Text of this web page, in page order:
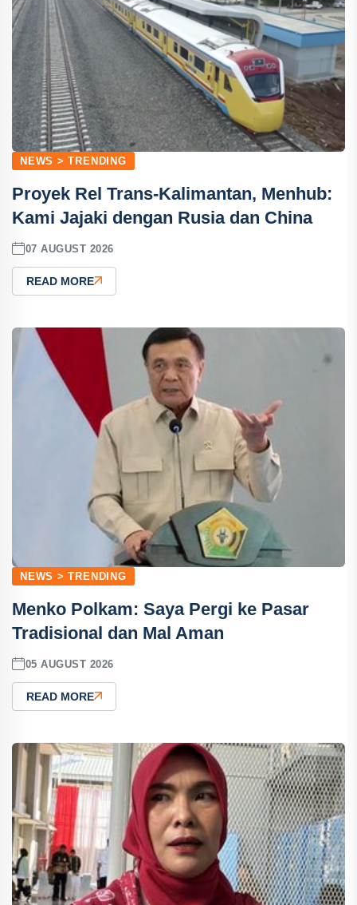
NEWS > TRENDING
Proyek Rel Trans-Kalimantan, Menhub:
Kami Jajaki dengan Rusia dan China
07 AUGUST 2026
READ MORE
NEWS > TRENDING
Menko Polkam: Saya Pergi ke Pasar
Tradisional dan Mal Aman
05 AUGUST 2026
READ MORE